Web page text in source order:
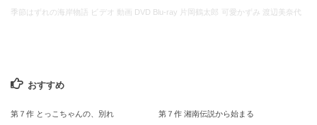
季節はずれの海岸物語 ビデオ 動画 DVD Blu-ray 片岡鶴太郎 可愛かずみ 渡辺美奈代
おすすめ
第７作 とっこちゃんの、別れ 第７作 湘南伝説から始まる